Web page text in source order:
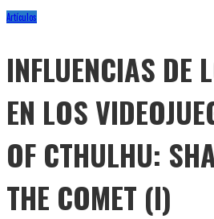
Artículos
INFLUENCIAS DE
EN LOS
OF CTHULHU:
THE COMET (I)